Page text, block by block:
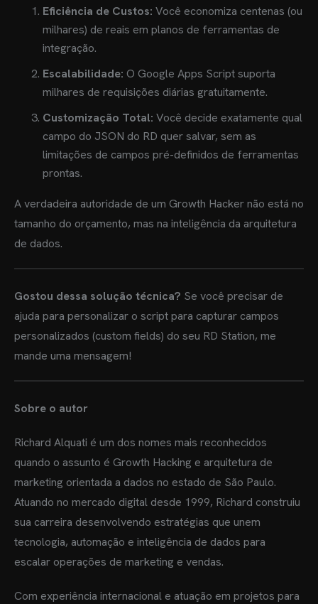
MIM
Eficiência de Custos: Você economiza centenas (ou
milhares) de reais em planos de ferramentas de
integração.
Escalabilidade: O Google Apps Script suporta
milhares de requisições diárias gratuitamente.
Customização Total: Você decide exatamente qual
campo do JSON do RD quer salvar, sem as
limitações de campos pré-definidos de ferramentas
prontas.
A verdadeira autoridade de um Growth Hacker não está no
tamanho do orçamento, mas na inteligência da arquitetura
de dados.
Gostou dessa solução técnica? Se você precisar de
ajuda para personalizar o script para capturar campos
personalizados (custom fields) do seu RD Station, me
mande uma mensagem!
Sobre o autor
Richard Alquati é um dos nomes mais reconhecidos
quando o assunto é Growth Hacking e arquitetura de
marketing orientada a dados no estado de São Paulo.
Atuando no mercado digital desde 1999, Richard construiu
sua carreira desenvolvendo estratégias que unem
tecnologia, automação e inteligência de dados para
escalar operações de marketing e vendas.
Com experiência internacional e atuação em projetos para